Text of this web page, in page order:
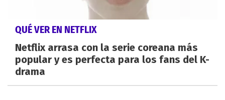
QUÉ VER EN NETFLIX
Netflix arrasa con la serie coreana más
popular y es perfecta para los fans del K-
drama